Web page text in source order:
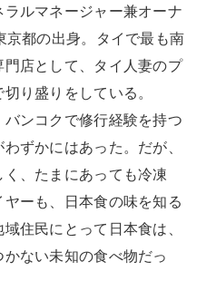
ルマネージャー兼オーナ
京都の出身。タイで最も南
店として、タイ人妻のプ
り盛りをしている。
ンコクで修行経験を持つ
ずかにはあった。だが、
、たまにあっても冷凍
ーも、日本食の味を知る
住民にとって日本食は、
ない未知の食べ物だっ